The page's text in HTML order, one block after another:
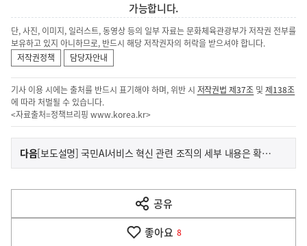
가능합니다.
단, 사진, 이미지, 일러스트, 동영상 등의 일부 자료는 문화체육관광부가 저작권 전부를
보유하고 있지 아니하므로, 반드시 해당 저작권자의 허락을 받으셔야 합니다.
저작권정책
담당자안내
기사 이용 시에는 출처를 반드시 표기해야 하며, 위반 시 저작권법 제37조 및제138조
에 따라 처벌될 수 있습니다.
<자료출처=정책브리핑 www.korea.kr>
이
전
다
음
다음기
사
[보도설명] 국민AI서비스 혁신 관련 조직의 세부 내용은 확정되지 않았습니다.(전자신문)
공유
열
기
좋아요 8